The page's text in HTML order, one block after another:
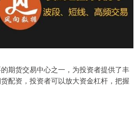
期货交易中心之一，为投资者提供了丰
配资，投资者可以放大资金杠杆，把握